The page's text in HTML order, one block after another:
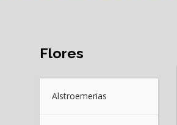
Flores
Alstroemerias